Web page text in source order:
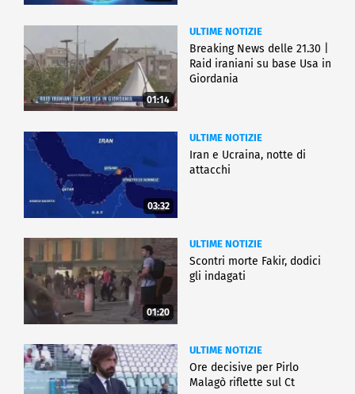
01:14
ULTIME NOTIZIE
Breaking News delle 21.30 |
Raid iraniani su base Usa in
Giordania
03:32
ULTIME NOTIZIE
Iran e Ucraina, notte di
attacchi
01:20
ULTIME NOTIZIE
Scontri morte Fakir, dodici
gli indagati
ULTIME NOTIZIE
Ore decisive per Pirlo
Malagò riflette sul Ct